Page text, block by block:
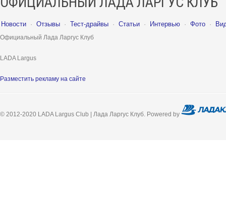
Новости · Отзывы · Тест-драйвы · Статьи · Интервью · Фото ·
Официальный Лада Ларгус Клуб
LADA Largus
Разместить рекламу на сайте
© 2012-2020 LADA Largus Club | Лада Ларгус Клуб. Powered by